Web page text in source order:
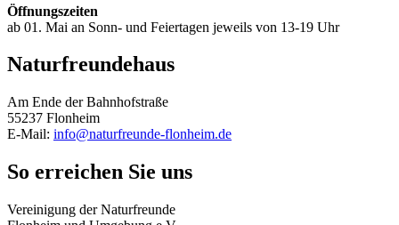
Öffnungszeiten
ab 01. Mai an Sonn- und Feiertagen jeweils von 13-19 Uhr
Naturfreundehaus
Am Ende der Bahnhofstraße
55237 Flonheim
E-Mail: info@naturfreunde-flonheim.de
So erreichen Sie uns
Vereinigung der Naturfreunde